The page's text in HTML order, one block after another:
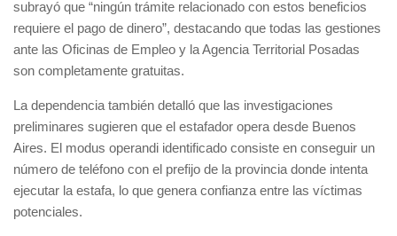
subrayó que “ningún trámite relacionado con estos beneficios
requiere el pago de dinero”, destacando que todas las gestiones
ante las Oficinas de Empleo y la Agencia Territorial Posadas
son completamente gratuitas.
La dependencia también detalló que las investigaciones
preliminares sugieren que el estafador opera desde Buenos
Aires. El modus operandi identificado consiste en conseguir un
número de teléfono con el prefijo de la provincia donde intenta
ejecutar la estafa, lo que genera confianza entre las víctimas
potenciales.